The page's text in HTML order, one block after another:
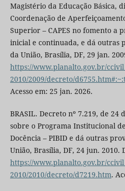
Magistério da Educação Básica,
Coordenação de
Superior – CAPES no fomento a
inicial e continuada, e dá outras
da União, Brasília, DF, 29 jan.
https://www.planalto.gov.br/
2010/2009/decreto/
Acesso em: 25 jan. 2026.
BRASIL. Decreto nº 7.219, de 24
sobre o Programa Institucional
Docência – PIBID e dá outras
União, Brasília, DF, 24 jun. 2010.
https://www.planalto.gov.br/
2010/2010/decreto/d7219.htm.